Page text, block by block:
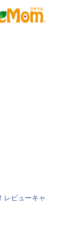
レビューキャ